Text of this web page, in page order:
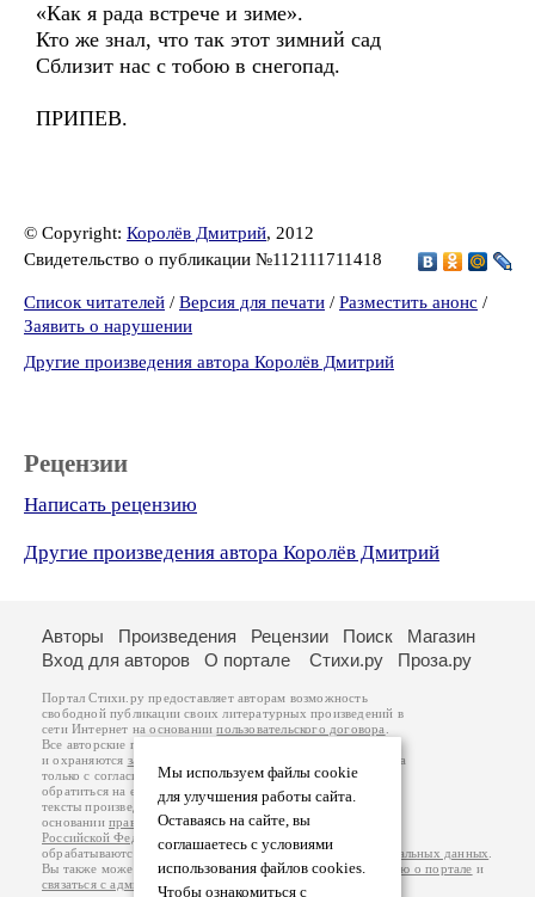
«Как я рада встрече и зиме».
Кто же знал, что так этот зимний сад
Сблизит нас с тобою в снегопад.
ПРИПЕВ.
© Copyright: Королёв Дмитрий, 2012
Свидетельство о публикации №112111711418
Список читателей / Версия для печати / Разместить анонс /
Заявить о нарушении
Другие произведения автора Королёв Дмитрий
Рецензии
Написать рецензию
Другие произведения автора Королёв Дмитрий
Мы используем файлы cookie
для улучшения работы сайта.
Оставаясь на сайте, вы
соглашаетесь с условиями
использования файлов cookies.
Чтобы ознакомиться с
Авторы Произведения Рецензии Поиск
Магазин
Вход для авторов
О портале Стихи.ру Проза.ру
Портал Стихи.ру предоставляет авторам возможность
свободной публикации своих литературных произведений в
сети Интернет на основаниипользовательского договора
Все авторские права на произведения принадлежат авторам
и охраняются законом
. Перепечатка произведений возможна
только с согласия его автора, к которому вы можете
обратиться на его авторской странице. Ответственность за
тексты произведений авторы несут самостоятельно на
основанииправил публикацииизаконодательства
Российской Федерации
обрабатываются на основанииПолитики обработки персональных данных
Вы также можете посмотреть более подробнуюинформацию о портале и
связаться с администрацией